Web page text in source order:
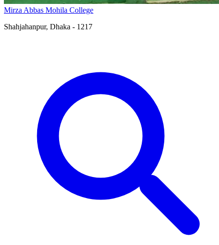
Mirza Abbas Mohila College
Shahjahanpur, Dhaka - 1217